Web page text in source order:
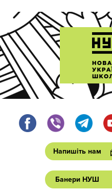
Напишіть нам
Банери НУШ